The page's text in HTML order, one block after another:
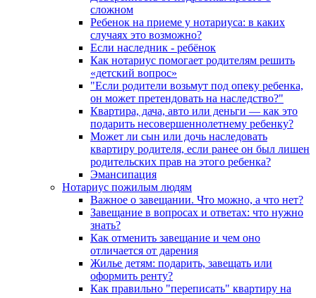
сложном
Ребенок на приеме у нотариуса: в каких
случаях это возможно?
Если наследник - ребёнок
Как нотариус помогает родителям решить
«детский вопрос»
"Если родители возьмут под опеку ребенка,
он может претендовать на наследство?"
Квартира, дача, авто или деньги — как это
подарить несовершеннолетнему ребенку?
Может ли сын или дочь наследовать
квартиру родителя, если ранее он был лишен
родительских прав на этого ребенка?
Эмансипация
Нотариус пожилым людям
Важное о завещании. Что можно, а что нет?
Завещание в вопросах и ответах: что нужно
знать?
Как отменить завещание и чем оно
отличается от дарения
Жилье детям: подарить, завещать или
оформить ренту?
Как правильно "переписать" квартиру на